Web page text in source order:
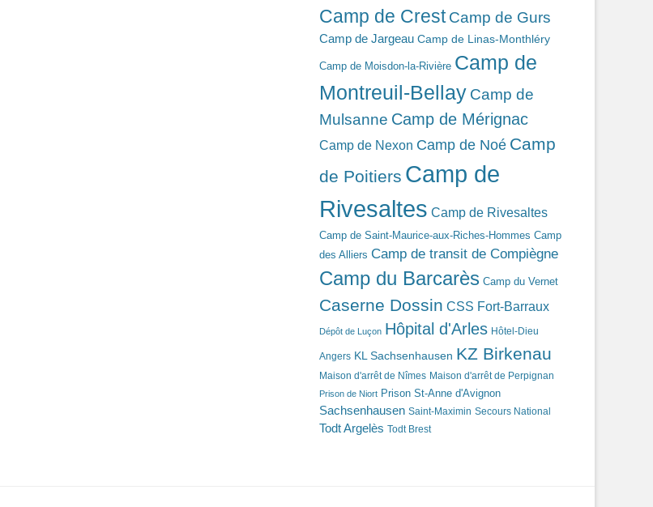
Camp de Crest Camp de Gurs
Camp de Jargeau Camp de Linas-Monthléry
Camp de Moisdon-la-Rivière Camp de
Montreuil-Bellay Camp de
Mulsanne Camp de Mérignac
Camp de Nexon Camp de Noé Camp
de Poitiers Camp de
Rivesaltes Camp de Rivesaltes
Camp de Saint-Maurice-aux-Riches-Hommes Camp
des Alliers Camp de transit de Compiègne
Camp du Barcarès Camp du Vernet
Caserne Dossin CSS Fort-Barraux
Dépôt de Luçon Hôpital d'Arles Hôtel-Dieu
Angers KL Sachsenhausen KZ Birkenau
Maison d'arrêt de Nîmes Maison d'arrêt de Perpignan
Prison de Niort Prison St-Anne d'Avignon
Sachsenhausen Saint-Maximin Secours National
Todt Argelès Todt Brest